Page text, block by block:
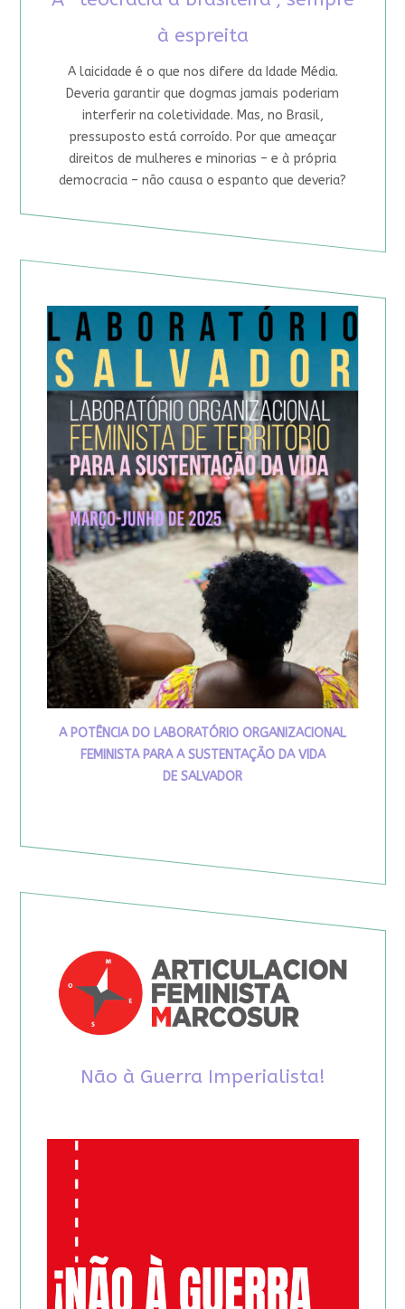
à espreita
A laicidade é o que nos difere da Idade Média.
Deveria garantir que dogmas jamais poderiam
interferir na coletividade. Mas, no Brasil,
pressuposto está corroído. Por que ameaçar
direitos de mulheres e minorias – e à própria
democracia – não causa o espanto que deveria?
A POTÊNCIA DO LABORATÓRIO ORGANIZACIONAL
FEMINISTA PARA A SUSTENTAÇÃO DA VIDA
DE SALVADOR
Não à Guerra Imperialista!